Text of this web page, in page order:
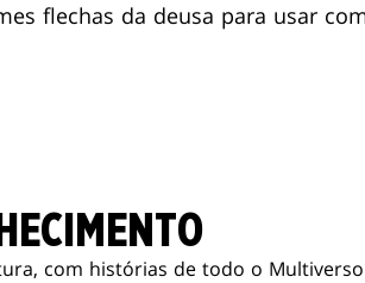
flechas da deusa para usar
com histórias de todo o